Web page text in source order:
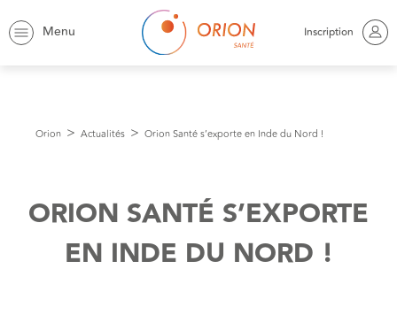
Menu Inscription
Orion Actualités Orion Santé s’exporte en Inde du Nord !
ORION SANTÉ S’EXPORTE
EN INDE DU NORD !